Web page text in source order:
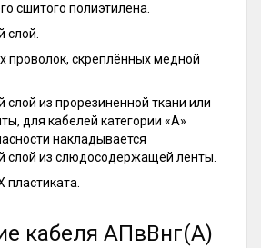
сшитого полиэтилена.
слой.
проволок, скреплённых медной
слой из прорезиненной ткани или
для кабелей категории «А»
накладывается
слой из слюдосодержащей ленты.
кабеля АПвВнг(А)